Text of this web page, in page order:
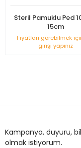
Steril Pamuklu Ped
15cm
Fiyatları görebilmek
girişi yapınız
Kampanya, duyuru,
olmak istiyorum.